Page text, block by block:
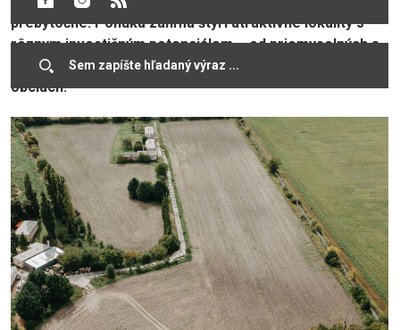
prebytočné. Ponuka zahŕňa štyri atraktívne lokality s
rôznym investičným potenciálom – od priemyselných a
hospodárskych areálov až po stavebné pozemky v
obciach.